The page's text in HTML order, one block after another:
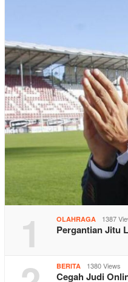
1 OLAHRAGA 1387
Pergantian Jitu
BERITA 1380 Views
Cegah Judi